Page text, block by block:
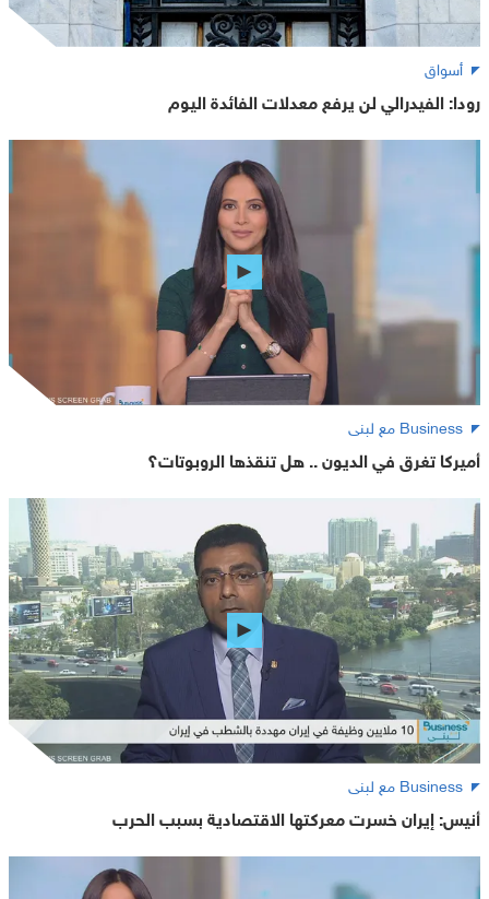
أسواق
رودا: الفيدرالي لن يرفع معدلات الفائدة اليوم
Business مع لبنى
أميركا تغرق في الديون .. هل تنقذها الروبوتات؟
Business مع لبنى
أنيس: إيران خسرت معركتها الاقتصادية بسبب الحرب